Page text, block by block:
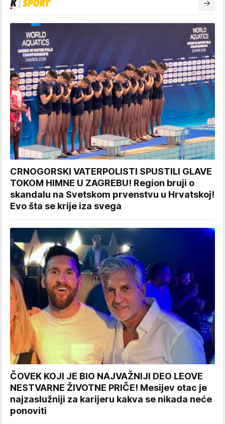
CRNOGORSKI VATERPOLISTI SPUSTILI GLAVE
TOKOM HIMNE U ZAGREBU! Region bruji o
skandalu na Svetskom prvenstvu u Hrvatskoj!
Evo šta se krije iza svega
ČOVEK KOJI JE BIO NAJVAŽNIJI DEO LEOVE
NESTVARNE ŽIVOTNE PRIČE! Mesijev otac je
najzaslužniji za karijeru kakva se nikada neće
ponoviti